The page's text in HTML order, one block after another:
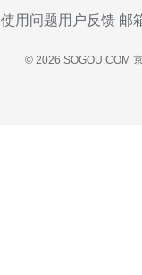
使用问题用户反馈 邮
© 2026 SOGOU.COM